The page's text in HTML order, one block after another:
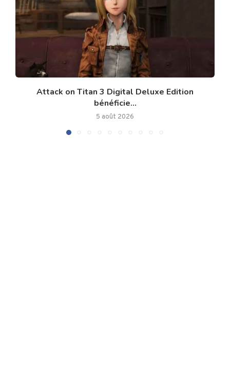
Attack on Titan 3 Digital Deluxe Edition
bénéficie...
5 août 2026